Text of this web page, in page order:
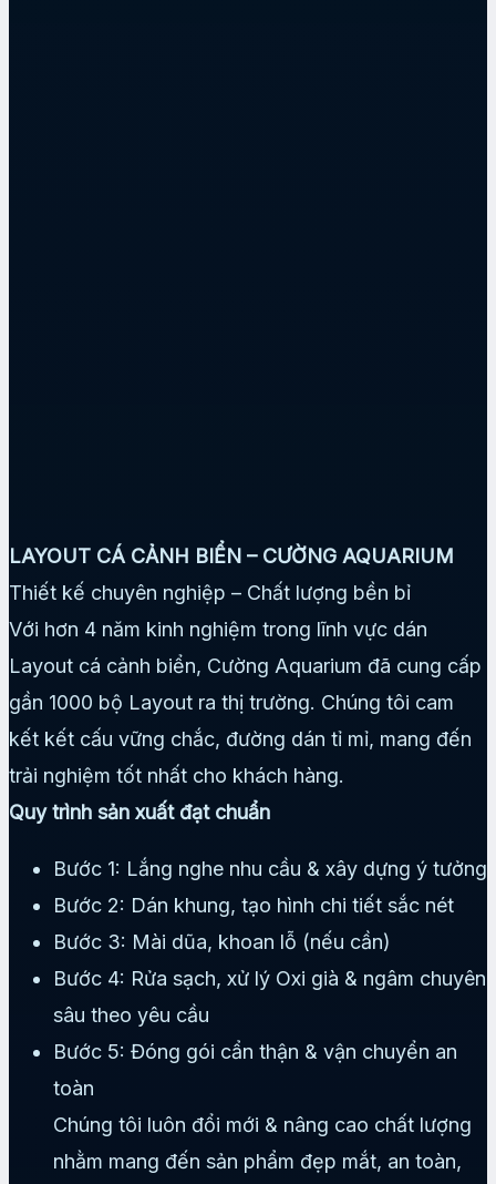
LAYOUT CÁ CẢNH BIỂN – CƯỜNG AQUARIUM
Thiết kế chuyên nghiệp – Chất lượng bền bỉ
Với hơn 4 năm kinh nghiệm trong lĩnh vực dán
Layout cá cảnh biển, Cường Aquarium đã cung cấp
gần 1000 bộ Layout ra thị trường. Chúng tôi cam
kết kết cấu vững chắc, đường dán tỉ mỉ, mang đến
trải nghiệm tốt nhất cho khách hàng.
Quy trình sản xuất đạt chuẩn
Bước 1: Lắng nghe nhu cầu & xây dựng ý tưởng
Bước 2: Dán khung, tạo hình chi tiết sắc nét
Bước 3: Mài dũa, khoan lỗ (nếu cần)
Bước 4: Rửa sạch, xử lý Oxi già & ngâm chuyên
sâu theo yêu cầu
Bước 5: Đóng gói cẩn thận & vận chuyển an
toàn
Chúng tôi luôn đổi mới & nâng cao chất lượng
nhằm mang đến sản phẩm đẹp mắt, an toàn,